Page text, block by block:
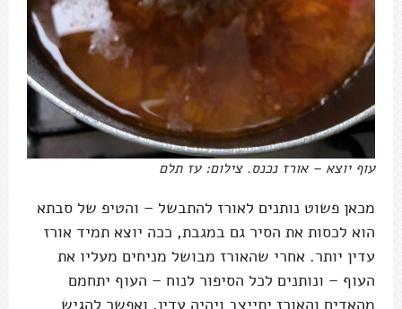
עוף יוצא – אורז נכנס. צילום: עז תלם
מכאן פשוט נותנים לאורז להתבשל – והטיפ של סבתא
הוא לכסות את הסיר גם במגבת, ככה יוצא תמיד אורז
עדין יותר. אחרי שהאורז מבושל מניחים מעליו את
העוף – ונותנים לכל הסיפור לנוח – העוף יתחמם
מהאדים והאורז יתייצב ויהיה עדין, ואפשר להגיש